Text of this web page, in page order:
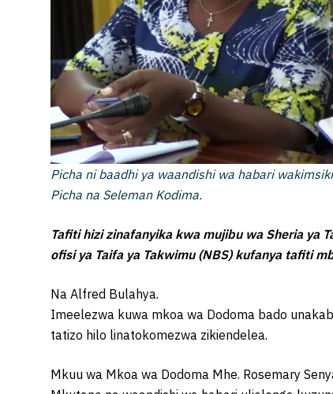
Picha ni baadhi ya waandishi wa habari
Picha na Seleman Kodima.
Tafiti hizi zinafanyika kwa mujibu wa Sheria ya
ofisi ya Taifa ya Takwimu (NBS) kufanya tafiti
Na Alfred Bulahya.
Imeelezwa kuwa mkoa wa Dodoma bado
tatizo hilo linatokomezwa zikiendelea.
Mkuu wa Mkoa wa Dodoma Mhe. Rosemary